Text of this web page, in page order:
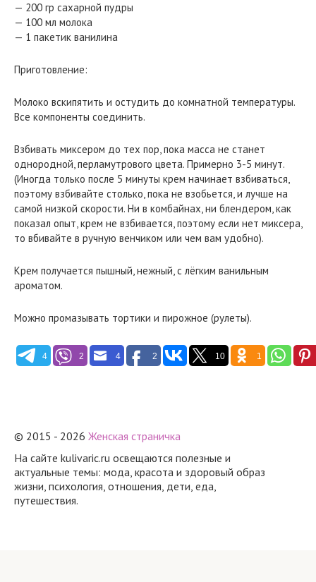
— 200 гр сахарной пудры
— 100 мл молока
— 1 пакетик ванилина
Приготовление:
Молоко вскипятить и остудить до комнатной температуры.
Все компоненты соединить.
Взбивать миксером до тех пор, пока масса не станет
однородной, перламутрового цвета. Примерно 3-5 минут.
(Иногда только после 5 минуты крем начинает взбиваться,
поэтому взбивайте столько, пока не взобьется, и лучше на
самой низкой скорости. Ни в комбайнах, ни блендером, как
показал опыт, крем не взбивается, поэтому если нет миксера,
то вбивайте в ручную венчиком или чем вам удобно).
Крем получается пышный, нежный, с лёгким ванильным
ароматом.
Можно промазывать тортики и пирожное (рулеты).
4 2 4 2 10 1
© 2015 - 2026 Женская страничка
На сайте kulivaric.ru освещаются полезные и
актуальные темы: мода, красота и здоровый образ
жизни, психология, отношения, дети, еда,
путешествия.